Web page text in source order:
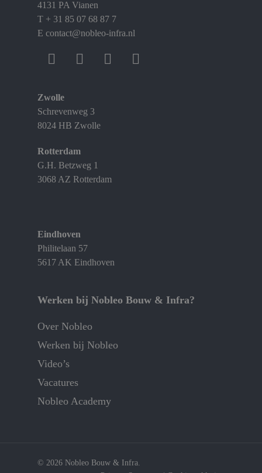
4131 PA Vianen
T + 31 85 07 68 87 7
E contact@nobleo-infra.nl
Zwolle
Schrevenweg 3
8024 HB Zwolle
Rotterdam
G.H. Betzweg 1
3068 AZ Rotterdam
Eindhoven
Philitelaan 57
5617 AK Eindhoven
Werken bij Nobleo Bouw & Infra?
Over Nobleo
Werken bij Nobleo
Video’s
Vacatures
Nobleo Academy
© 2026 Nobleo Bouw & Infra.